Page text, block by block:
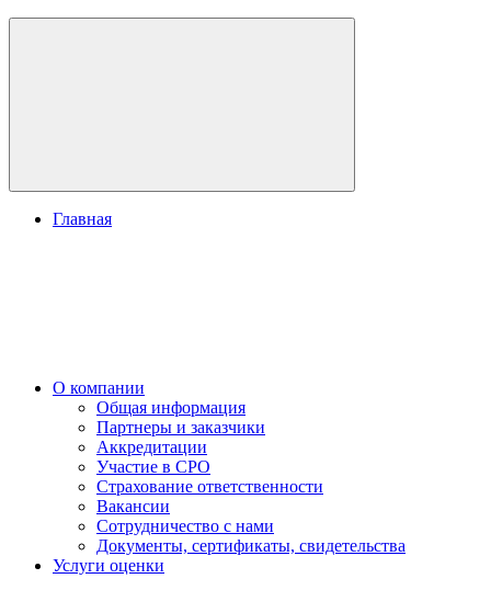
Главная
О компании
Общая информация
Партнеры и заказчики
Аккредитации
Участие в СРО
Страхование ответственности
Вакансии
Сотрудничество с нами
Документы, сертификаты, свидетельства
Услуги оценки